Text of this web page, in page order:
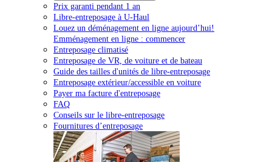
Prix garanti pendant 1 an
Libre-entreposage à U-Haul
Louez un déménagement en ligne aujourd’hui!
Emménagement en ligne : commencer
Entreposage climatisé
Entreposage de VR, de voiture et de bateau
Guide des tailles d'unités de libre-entreposage
Entreposage extérieur/accessible en voiture
Payer ma facture d'entreposage
FAQ
Conseils sur le libre-entreposage
Fournitures d’entreposage